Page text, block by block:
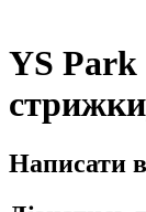
YS Park
Написати